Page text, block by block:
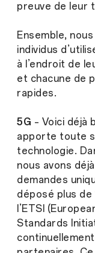
preuve de leur
Ensemble,
individus
à l’endroit de
et chacune de
rapides.
5G – Voici déjà
apporte toute
technologie.
nous avons
demandes
déposé plus
l’ETSI
Standards